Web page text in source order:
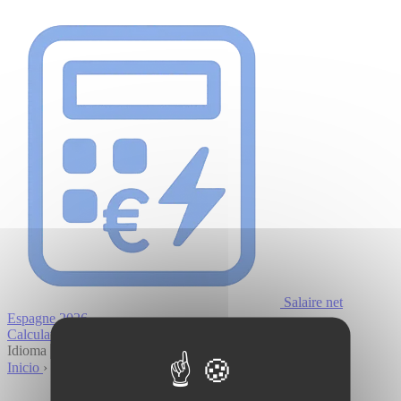
Salaire net
Espagne 2026
Calculateur
Idioma
Inicio ›